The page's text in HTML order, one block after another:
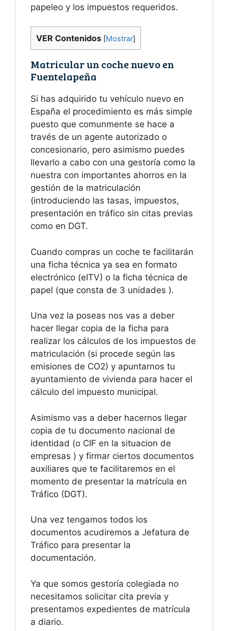
papeleo y los impuestos requeridos.
VER Contenidos [Mostrar]
Matricular un coche nuevo en
Fuentelapeña
Si has adquirido tu vehículo nuevo en
España el procedimiento es más simple
puesto que comunmente se hace a
través de un agente autorizado o
concesionario, pero asimismo puedes
llevarlo a cabo con una gestoría como la
nuestra con importantes ahorros en la
gestión de la matriculación
(introduciendo las tasas, impuestos,
presentación en tráfico sin citas previas
como en DGT.
Cuando compras un coche te facilitarán
una ficha técnica ya sea en formato
electrónico (eITV) o la ficha técnica de
papel (que consta de 3 unidades ).
Una vez la poseas nos vas a deber
hacer llegar copia de la ficha para
realizar los cálculos de los impuestos de
matriculación (si procede según las
emisiones de CO2) y apuntarnos tu
ayuntamiento de vivienda para hacer el
cálculo del impuesto municipal.
Asimismo vas a deber hacernos llegar
copia de tu documento nacional de
identidad (o CIF en la situacion de
empresas ) y firmar ciertos documentos
auxiliares que te facilitaremos en el
momento de presentar la matrícula en
Tráfico (DGT).
Una vez tengamos todos los
documentos acudiremos a Jefatura de
Tráfico para presentar la
documentación.
Ya que somos gestoría colegiada no
necesitamos solicitar cita previa y
presentamos expedientes de matrícula
a diario.